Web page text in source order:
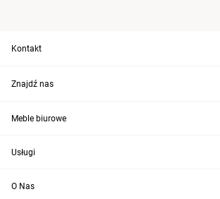
Kontakt
Znajdź nas
Meble biurowe
Usługi
O Nas